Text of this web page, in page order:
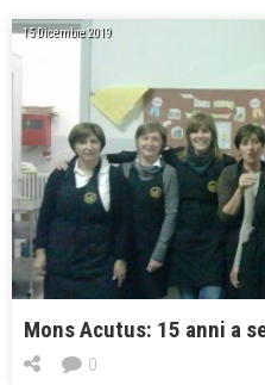
15 Dicembre 2019
Mons Acutus: 15 anni a
0